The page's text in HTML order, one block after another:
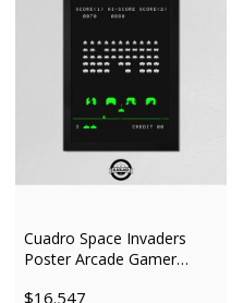
Cuadro Space Invaders
Poster Arcade Gamer
$16.547